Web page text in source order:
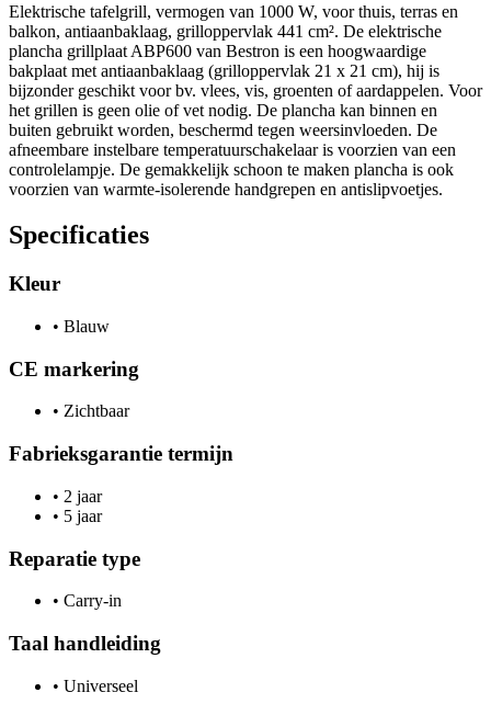
Elektrische tafelgrill, vermogen van 1000 W, voor thuis, terras en
balkon, antiaanbaklaag, grilloppervlak 441 cm². De elektrische
plancha grillplaat ABP600 van Bestron is een hoogwaardige
bakplaat met antiaanbaklaag (grilloppervlak 21 x 21 cm), hij is
bijzonder geschikt voor bv. vlees, vis, groenten of aardappelen. Voor
het grillen is geen olie of vet nodig. De plancha kan binnen en
buiten gebruikt worden, beschermd tegen weersinvloeden. De
afneembare instelbare temperatuurschakelaar is voorzien van een
controlelampje. De gemakkelijk schoon te maken plancha is ook
voorzien van warmte-isolerende handgrepen en antislipvoetjes.
Specificaties
Kleur
• Blauw
CE markering
• Zichtbaar
Fabrieksgarantie termijn
• 2 jaar
• 5 jaar
Reparatie type
• Carry-in
Taal handleiding
• Universeel